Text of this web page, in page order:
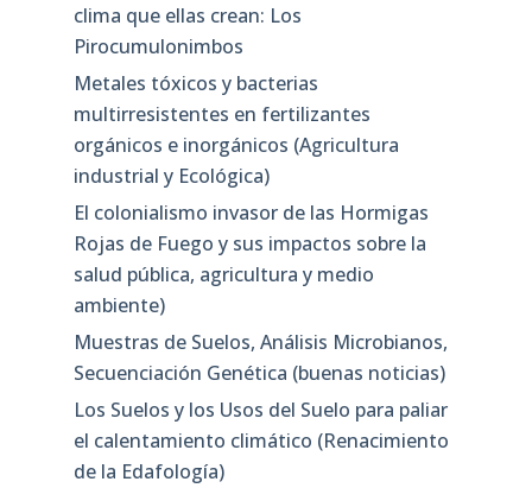
clima que ellas crean: Los
Pirocumulonimbos
Metales tóxicos y bacterias
multirresistentes en fertilizantes
orgánicos e inorgánicos (Agricultura
industrial y Ecológica)
El colonialismo invasor de las Hormigas
Rojas de Fuego y sus impactos sobre la
salud pública, agricultura y medio
ambiente)
Muestras de Suelos, Análisis Microbianos,
Secuenciación Genética (buenas noticias)
Los Suelos y los Usos del Suelo para paliar
el calentamiento climático (Renacimiento
de la Edafología)